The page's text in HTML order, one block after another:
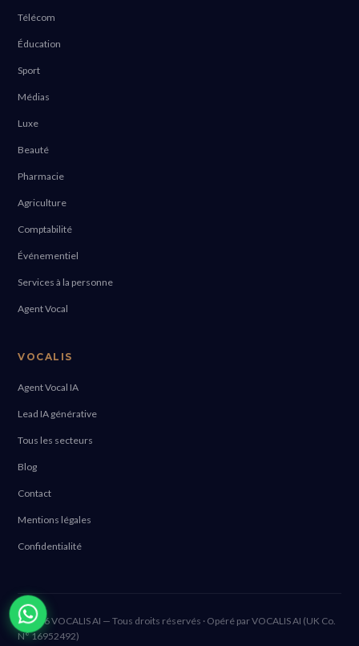
Télécom
Éducation
Sport
Médias
Luxe
Beauté
Pharmacie
Agriculture
Comptabilité
Événementiel
Services à la personne
Agent Vocal
VOCALIS
Agent Vocal IA
Lead IA générative
Tous les secteurs
Blog
Contact
Mentions légales
Confidentialité
© 2026 VOCALIS AI — Tous droits réservés · Opéré par VOCALIS AI (UK Co.
N° 16952492)